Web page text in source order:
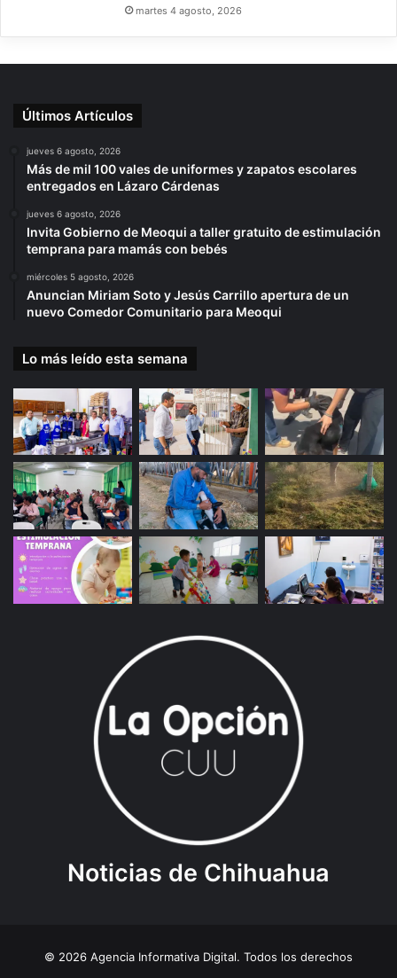
martes 4 agosto, 2026
Últimos Artículos
jueves 6 agosto, 2026
Más de mil 100 vales de uniformes y zapatos escolares
entregados en Lázaro Cárdenas
jueves 6 agosto, 2026
Invita Gobierno de Meoqui a taller gratuito de estimulación
temprana para mamás con bebés
miércoles 5 agosto, 2026
Anuncian Miriam Soto y Jesús Carrillo apertura de un
nuevo Comedor Comunitario para Meoqui
Lo más leído esta semana
Noticias de Chihuahua
© 2026 Agencia Informativa Digital. Todos los derechos